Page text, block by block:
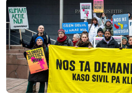
agenda?